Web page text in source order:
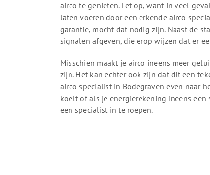
airco te genieten. Let op, want in veel
laten voeren door een erkende airco
garantie, mocht dat nodig zijn. Naast de
signalen afgeven, die erop wijzen dat er
Misschien maakt je airco ineens meer
zijn. Het kan echter ook zijn dat dit een
airco specialist in Bodegraven even naar
koelt of als je energierekening ineens
een specialist in te roepen.